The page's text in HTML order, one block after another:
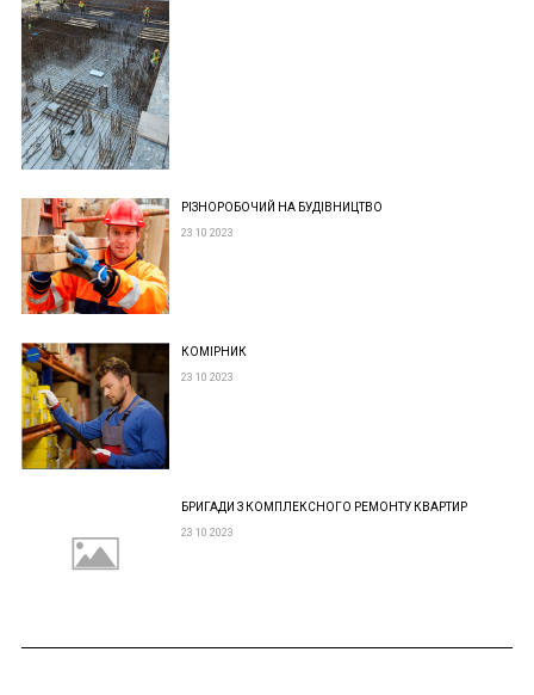
РІЗНОРОБОЧИЙ НА БУДІВНИЦТВО
23 10 2023
КОМІРНИК
23 10 2023
БРИГАДИ З КОМПЛЕКСНОГО РЕМОНТУ КВАРТИР
23 10 2023